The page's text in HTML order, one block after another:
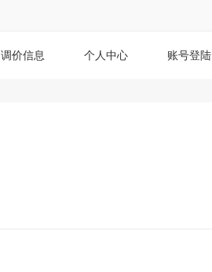
调价信息 个人中心 账号登陆